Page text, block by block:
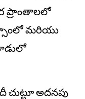
ప్రాంతాలలో
మరియు
అదనపు